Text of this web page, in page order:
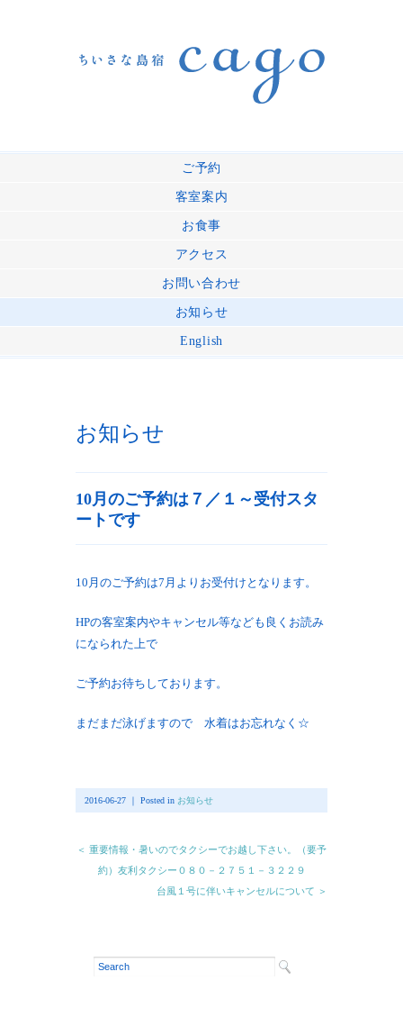
ご予約
客室案内
お食事
アクセス
お問い合わせ
お知らせ
English
お知らせ
10月のご予約は７／１～受付スタ
ートです
10月のご予約は7月よりお受付けとなります。
HPの客室案内やキャンセル等なども良くお読み
になられた上で
ご予約お待ちしております。
まだまだ泳げますので 水着はお忘れなく☆
2016-06-27 ｜ Posted in お知らせ
＜ 重要情報・暑いのでタクシーでお越し下さい。（要予
約）友利タクシー０８０－２７５１－３２２９
台風１号に伴いキャンセルについて ＞